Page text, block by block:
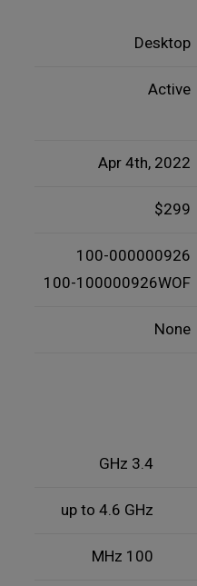
Desktop
Active
Apr 4th, 2022
$299
100-000000926
100-100000926WOF
None
3.4 GHz
up to 4.6 GHz
100 MHz